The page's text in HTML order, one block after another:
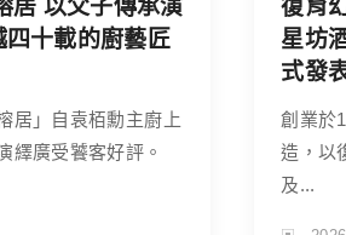
居 以父子傳承演
十載的廚藝匠
居」自袁栢勳主廚上
繹廣受饕客好評。
復育
星坊
式發
創業於
造，以
及...